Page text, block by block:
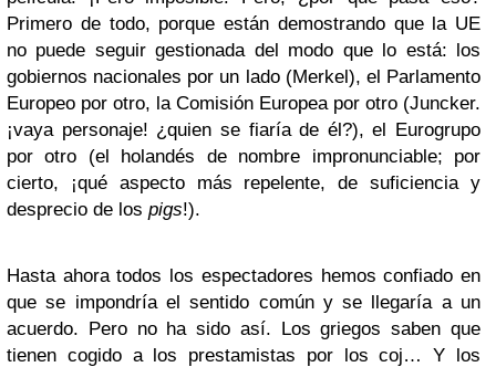
Primero de todo, porque están demostrando que la UE
no puede seguir gestionada del modo que lo está: los
gobiernos nacionales por un lado (Merkel), el Parlamento
Europeo por otro, la Comisión Europea por otro (Juncker.
¡vaya personaje! ¿quien se fiaría de él?), el Eurogrupo
por otro (el holandés de nombre impronunciable; por
cierto, ¡qué aspecto más repelente, de suficiencia y
desprecio de los pigs!).
Hasta ahora todos los espectadores hemos confiado en
que se impondría el sentido común y se llegaría a un
acuerdo. Pero no ha sido así. Los griegos saben que
tienen cogido a los prestamistas por los coj… Y los